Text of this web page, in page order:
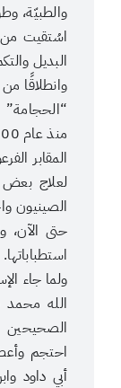
والطبيّة،
اسُتقيت
البديل
وانطلاقًا
المقابر
الصينيون
حتى الآن،
استطباباتها.
ولما جاء
الله محمد
احتجم
أبي داود